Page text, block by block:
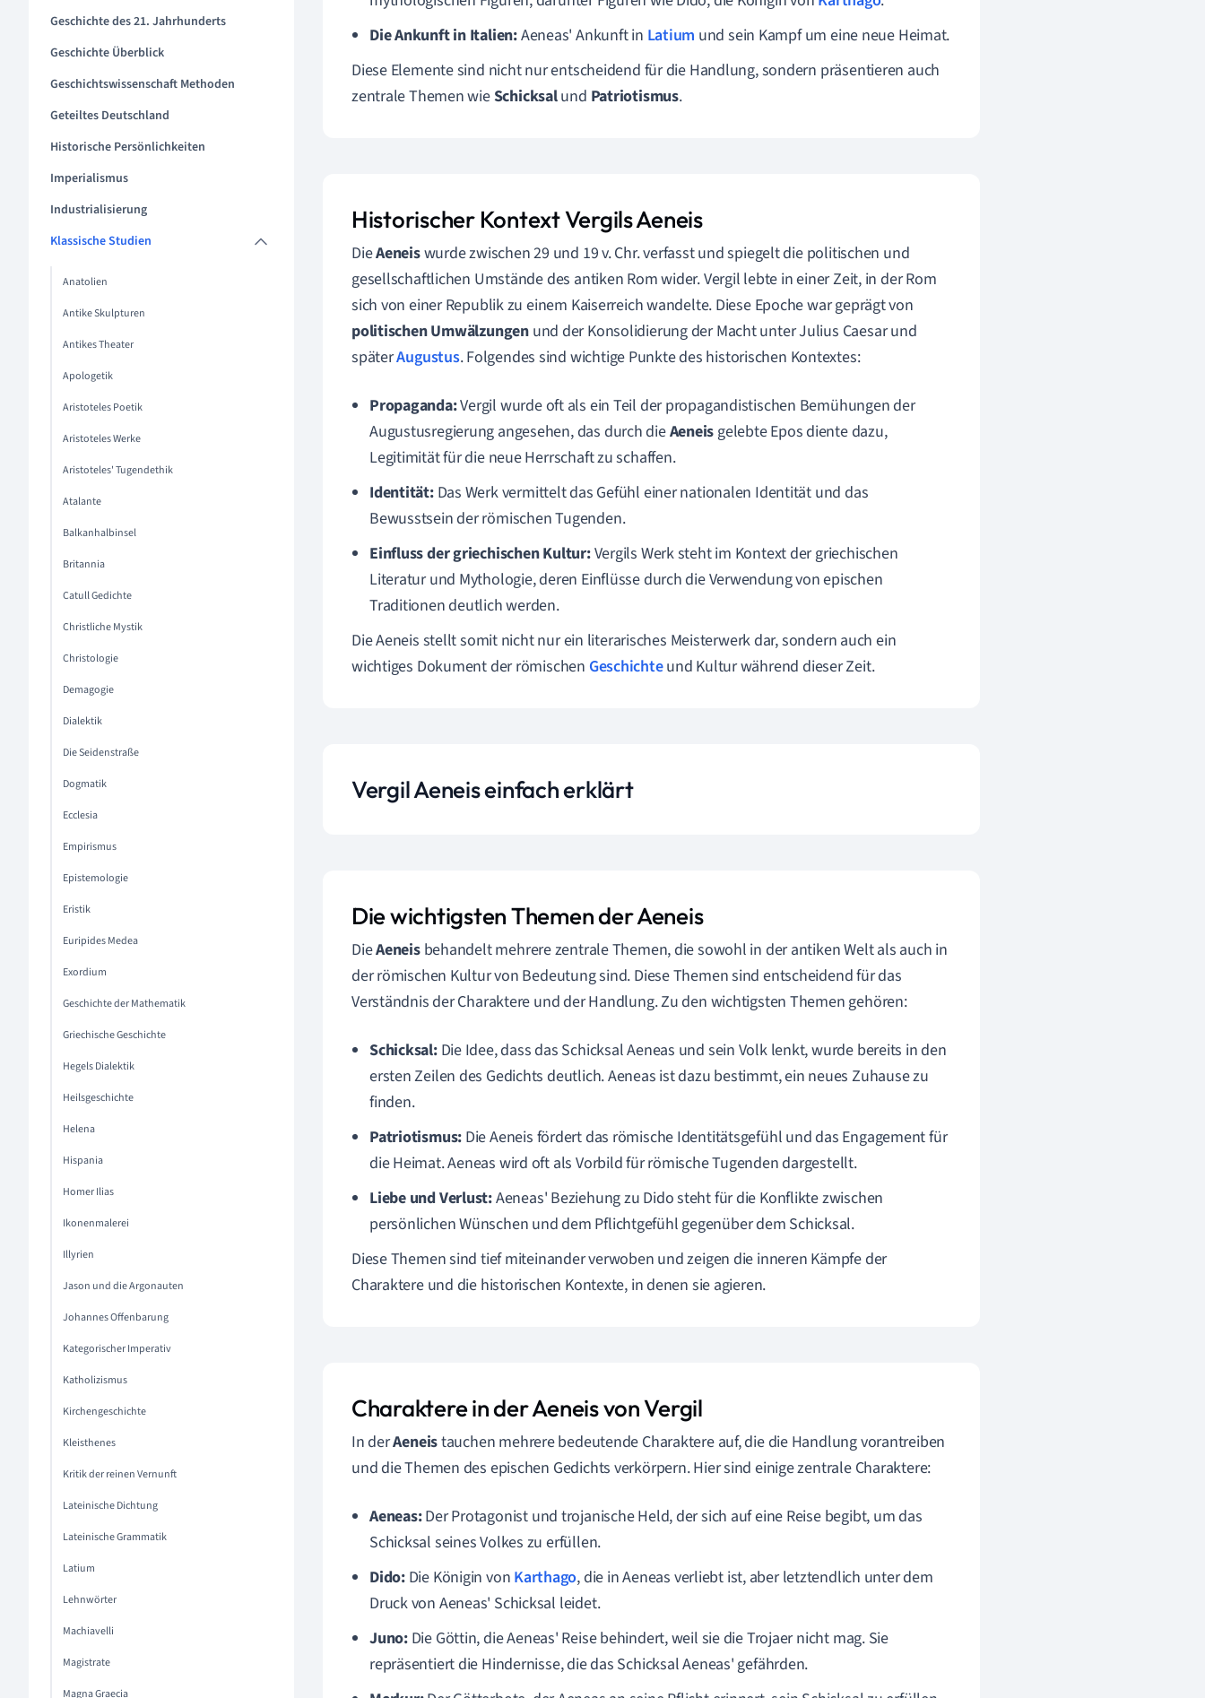
Geschichte des 21. Jahrhunderts
Geschichte Überblick
Geschichtswissenschaft Methoden
Geteiltes Deutschland
Historische Persönlichkeiten
Imperialismus
Industrialisierung
Klassische Studien
Anatolien
Antike Skulpturen
Antikes Theater
Apologetik
Aristoteles Poetik
Aristoteles Werke
Aristoteles' Tugendethik
Atalante
Balkanhalbinsel
Britannia
Catull Gedichte
Christliche Mystik
Christologie
Demagogie
Dialektik
Die Seidenstraße
Dogmatik
Ecclesia
Empirismus
Epistemologie
Eristik
Euripides Medea
Exordium
Geschichte der Mathematik
Griechische Geschichte
Hegels Dialektik
Heilsgeschichte
Helena
Hispania
Homer Ilias
Ikonenmalerei
Illyrien
Jason und die Argonauten
Johannes Offenbarung
Kategorischer Imperativ
Katholizismus
Kirchengeschichte
Kleisthenes
Kritik der reinen Vernunft
Lateinische Dichtung
Lateinische Grammatik
Latium
Lehnwörter
Machiavelli
Magistrate
Magna Graecia
Die Ankunft in Italien:Aeneas' Ankunft in Latium und sein Kampf um eine neue Heimat.
Diese Elemente sind nicht nur entscheidend für die Handlung, sondern präsentieren auch
zentrale Themen wieSchicksalund Patriotismus.
Historischer Kontext Vergils Aeneis
DieAeneiswurde zwischen 29 und 19 v. Chr. verfasst und spiegelt die politischen und
gesellschaftlichen Umstände des antiken Rom wider. Vergil lebte in einer Zeit, in der Rom
sich von einer Republik zu einem Kaiserreich wandelte. Diese Epoche war geprägt von
politischen Umwälzungenund der Konsolidierung der Macht unter Julius Caesar und
späterAugustus. Folgendes sind wichtige Punkte des historischen Kontextes:
Propaganda:Vergil wurde oft als ein Teil der propagandistischen Bemühungen der
Augustusregierung angesehen, das durch dieAeneisgelebte Epos diente dazu,
Legitimität für die neue Herrschaft zu schaffen.
Identität:Das Werk vermittelt das Gefühl einer nationalen Identität und das
Bewusstsein der römischen Tugenden.
Einfluss der griechischen Kultur:Vergils Werk steht im Kontext der griechischen
Literatur und Mythologie, deren Einflüsse durch die Verwendung von epischen
Traditionen deutlich werden.
Die Aeneis stellt somit nicht nur ein literarisches Meisterwerk dar, sondern auch ein
wichtiges Dokument der römischen Geschichteund Kultur während dieser Zeit.
Vergil Aeneis einfach erklärt
Die wichtigsten Themen der Aeneis
DieAeneisbehandelt mehrere zentrale Themen, die sowohl in der antiken Welt als auch in
der römischen Kultur von Bedeutung sind. Diese Themen sind entscheidend für das
Verständnis der Charaktere und der Handlung. Zu den wichtigsten Themen gehören:
Schicksal:Die Idee, dass das Schicksal Aeneas und sein Volk lenkt, wurde bereits in den
ersten Zeilen des Gedichts deutlich. Aeneas ist dazu bestimmt, ein neues Zuhause zu
finden.
Patriotismus: Die Aeneis fördert das römische Identitätsgefühl und das Engagement für
die Heimat. Aeneas wird oft als Vorbild für römische Tugenden dargestellt.
Liebe und Verlust:Aeneas' Beziehung zu Dido steht für die Konflikte zwischen
persönlichen Wünschen und dem Pflichtgefühl gegenüber dem Schicksal.
Diese Themen sind tief miteinander verwoben und zeigen die inneren Kämpfe der
Charaktere und die historischen Kontexte, in denen sie agieren.
Charaktere in der Aeneis von Vergil
In derAeneistauchen mehrere bedeutende Charaktere auf, die die Handlung vorantreiben
und die Themen des epischen Gedichts verkörpern. Hier sind einige zentrale Charaktere:
Aeneas:Der Protagonist und trojanische Held, der sich auf eine Reise begibt, um das
Schicksal seines Volkes zu erfüllen.
Dido:Die Königin von Karthago, die in Aeneas verliebt ist, aber letztendlich unter dem
Druck von Aeneas' Schicksal leidet.
Juno:Die Göttin, die Aeneas' Reise behindert, weil sie die Trojaer nicht mag. Sie
repräsentiert die Hindernisse, die das Schicksal Aeneas' gefährden.